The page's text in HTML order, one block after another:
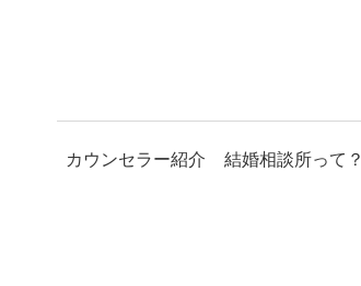
カウンセラー紹介 結婚相談所って？